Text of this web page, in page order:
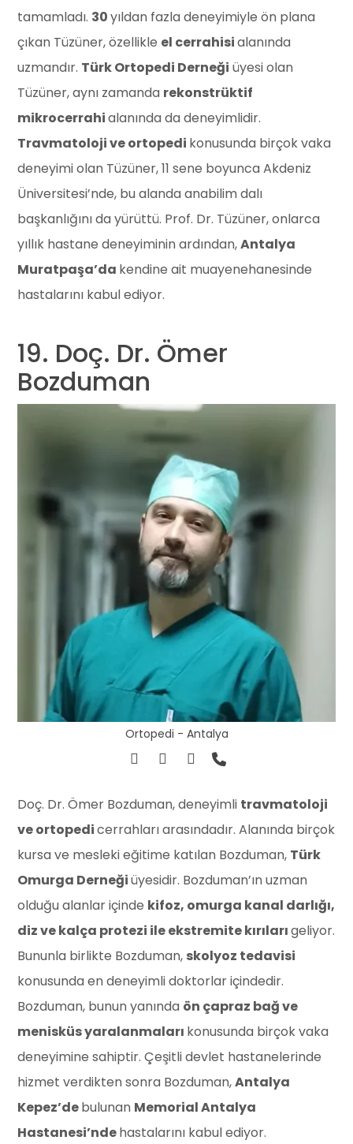
tamamladı. 30yıldan fazla deneyimiyle ön plana
çıkan Tüzüner, özellikle el cerrahisialanında
uzmandır. Türk Ortopedi Derneği üyesi olan
Tüzüner, aynı zamanda rekonstrüktif
mikrocerrahialanında da deneyimlidir.
Travmatoloji ve ortopedi konusunda birçok vaka
deneyimi olan Tüzüner, 11 sene boyunca Akdeniz
Üniversitesi’nde, bu alanda anabilim dalı
başkanlığını da yürüttü. Prof. Dr. Tüzüner, onlarca
yıllık hastane deneyiminin ardından,Antalya
Muratpaşa’da kendine ait muayenehanesinde
hastalarını kabul ediyor.
19. Doç. Dr. Ömer
Bozduman
Ortopedi - Antalya
Doç. Dr. Ömer Bozduman, deneyimli travmatoloji
ve ortopedicerrahları arasındadır. Alanında birçok
kursa ve mesleki eğitime katılan Bozduman, Türk
Omurga Derneğiüyesidir. Bozduman’ın uzman
olduğu alanlar içinde kifoz, omurga kanal darlığı,
diz ve kalça protezi ile ekstremite kırılarıgeliyor.
Bununla birlikte Bozduman, skolyoz tedavisi
konusunda en deneyimli doktorlar içindedir.
Bozduman, bunun yanında ön çapraz bağ ve
menisküs yaralanmaları konusunda birçok vaka
deneyimine sahiptir. Çeşitli devlet hastanelerinde
hizmet verdikten sonra Bozduman,Antalya
Kepez’debulunan Memorial Antalya
Hastanesi’ndehastalarını kabul ediyor.